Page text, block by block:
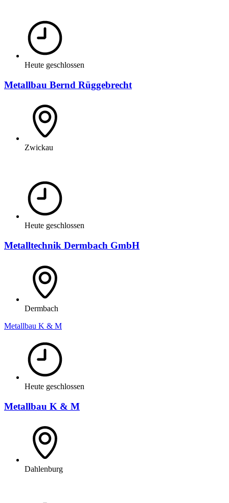
Heute geschlossen
Metallbau Bernd Rüggebrecht
Zwickau
Heute geschlossen
Metalltechnik Dermbach GmbH
Dermbach
Metallbau K & M
Heute geschlossen
Metallbau K & M
Dahlenburg